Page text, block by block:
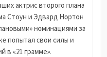
актрис второго плана
Стоун и Эдвард Нортон
номинациями за
попытал свои силы и
в «21 грамме».